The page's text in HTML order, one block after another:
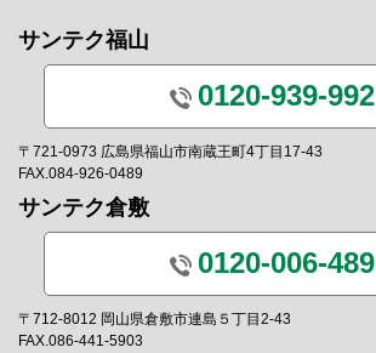
サンテク福山
0120-939-992
〒721-0973 広島県福山市南蔵王町4丁目17-43
FAX.084-926-0489
サンテク倉敷
0120-006-489
〒712-8012 岡山県倉敷市連島５丁目2-43
FAX.086-441-5903